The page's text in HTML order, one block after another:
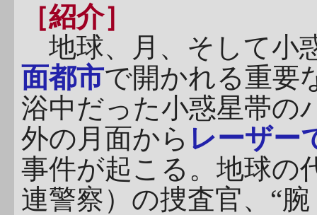
［紹介］
地球、月、そして小
面都市で開かれる重要
浴中だった小惑星帯の
外の月面から レーザー
事件が起こる。地球の
連警察）の捜査官、“腕